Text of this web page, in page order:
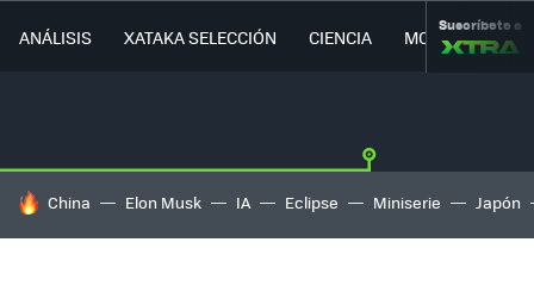
ANÁLISIS XATAKA SELECCIÓN CIENCIA MOVILIDAD
Suscríbete a
HOY SE HABLA DE
China Elon Musk IA Eclipse Miniserie Japón